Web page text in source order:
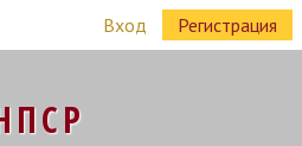
Вход Регистрация